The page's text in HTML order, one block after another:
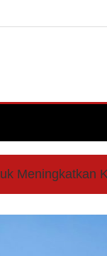
Meningkatkan